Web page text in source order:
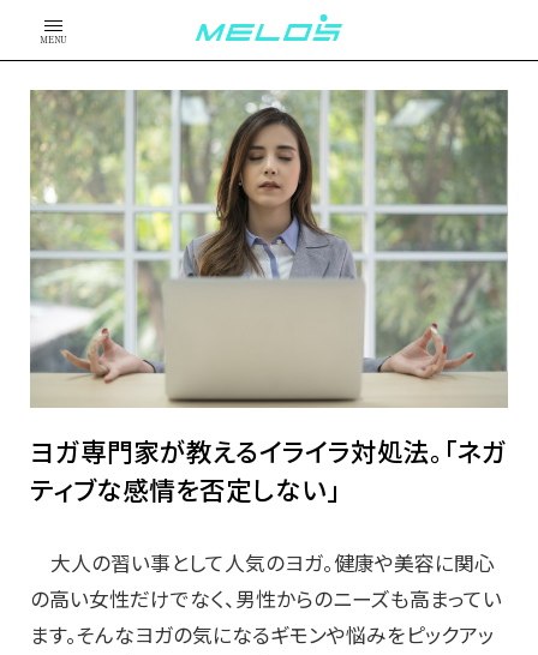
MENU
ヨガ専門家が教えるイライラ対処法。「ネガ
ティブな感情を否定しない」
大人の習い事として人気のヨガ。健康や美容に関心
の高い女性だけでなく、男性からのニーズも高まってい
ます。そんなヨガの気になるギモンや悩みをピックアッ